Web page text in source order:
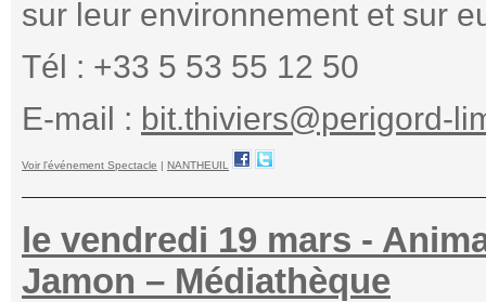
sur leur environnement et sur
Tél : +33 5 53 55 12 50
E-mail : bit.thiviers@perigord-
Voir l'événement Spectacle | NANTHEUIL
le vendredi 19 mars -
Jamon – Médiathèque